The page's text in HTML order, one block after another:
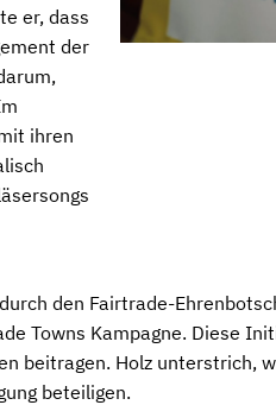
er, dass
der
ihren
den Fairtrade-
Towns Kampagne. Diese
beitragen. Holz unterstrich,
beteiligen.